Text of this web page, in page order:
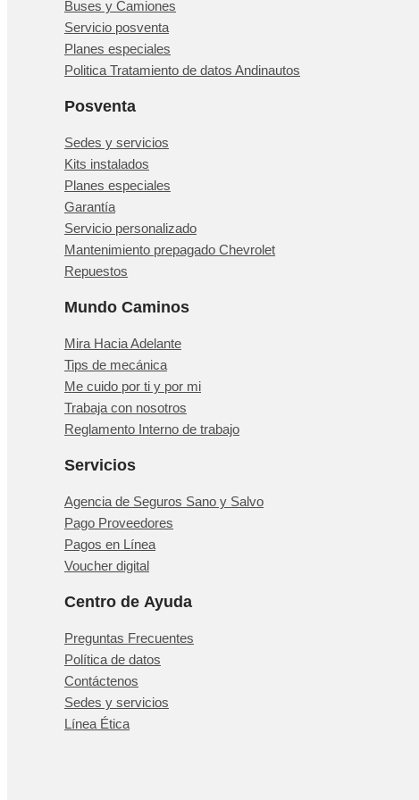
Buses y Camiones
Servicio posventa
Planes especiales
Politica Tratamiento de datos Andinautos
Posventa
Sedes y servicios
Kits instalados
Planes especiales
Garantía
Servicio personalizado
Mantenimiento prepagado Chevrolet
Repuestos
Mundo Caminos
Mira Hacia Adelante
Tips de mecánica
Me cuido por ti y por mi
Trabaja con nosotros
Reglamento Interno de trabajo
Servicios
Agencia de Seguros Sano y Salvo
Pago Proveedores
Pagos en Línea
Voucher digital
Centro de Ayuda
Preguntas Frecuentes
Política de datos
Contáctenos
Sedes y servicios
Línea Ética